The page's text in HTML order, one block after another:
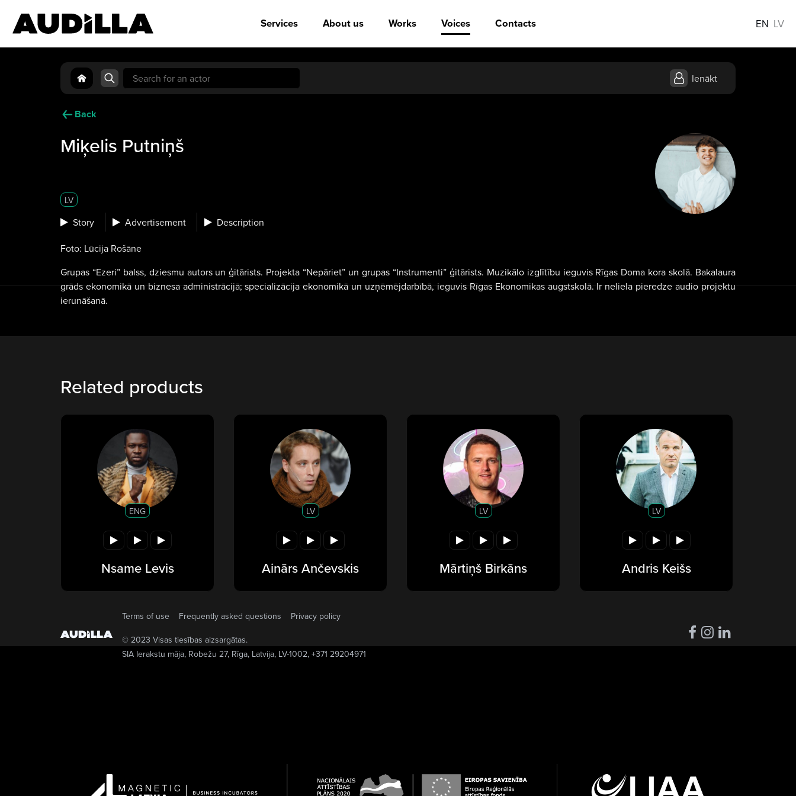
Services About us Works Voices Contacts EN LV
Search
for:
Ienākt
Back
Miķelis Putniņš
LV
Story Advertisement Description
Foto: Lūcija Rošāne
Grupas “Ezeri” balss, dziesmu autors un ģitārists. Projekta “Nepāriet” un grupas “Instrumenti” ģitārists. Muzikālo izglītību ieguvis Rīgas Doma kora skolā. Bakalaura
grāds ekonomikā un biznesa administrācijā; specializācija ekonomikā un uzņēmējdarbībā, ieguvis Rīgas Ekonomikas augstskolā. Ir neliela pieredze audio projektu
ierunāšanā.
Related products
ENG
Nsame Levis
LV
Ainārs Ančevskis
LV
Mārtiņš Birkāns
LV
Andris Keišs
Terms of use Frequently asked questions
Privacy policy
© 2023 Visas tiesības aizsargātas.
SIA Ierakstu māja, Robežu 27, Rīga, Latvija, LV-1002, +371 29204971